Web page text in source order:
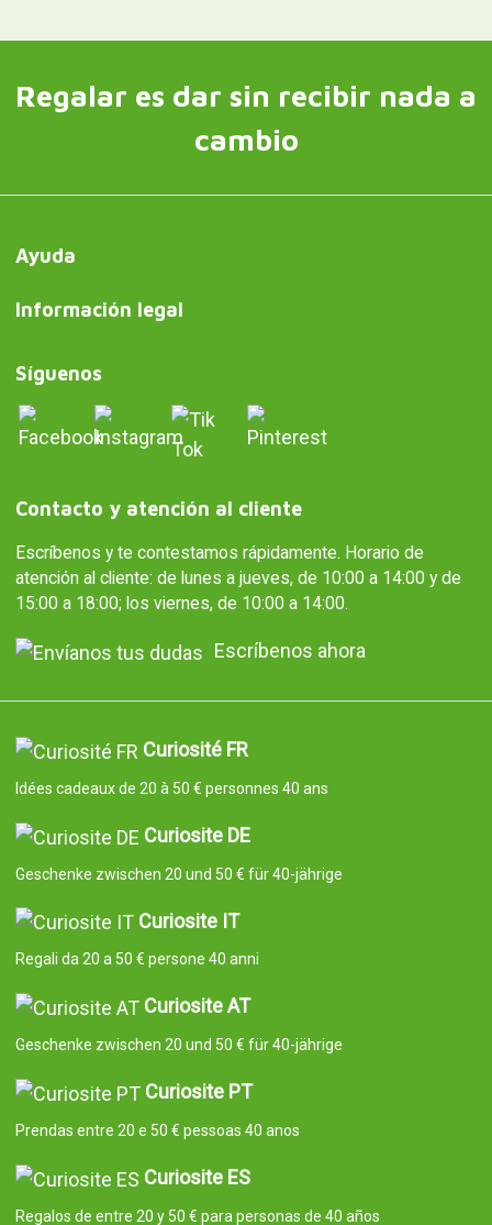
Regalar es dar sin recibir nada a
cambio
Ayuda
Información legal
Síguenos
Contacto y atención al cliente
Escríbenos y te contestamos rápidamente. Horario de
atención al cliente: de lunes a jueves, de 10:00 a 14:00 y de
15:00 a 18:00; los viernes, de 10:00 a 14:00.
Escríbenos ahora
Curiosité FR
Idées cadeaux de 20 à 50 € personnes 40 ans
Curiosite DE
Geschenke zwischen 20 und 50 € für 40-jährige
Curiosite IT
Regali da 20 a 50 € persone 40 anni
Curiosite AT
Geschenke zwischen 20 und 50 € für 40-jährige
Curiosite PT
Prendas entre 20 e 50 € pessoas 40 anos
Curiosite ES
Regalos de entre 20 y 50 € para personas de 40 años